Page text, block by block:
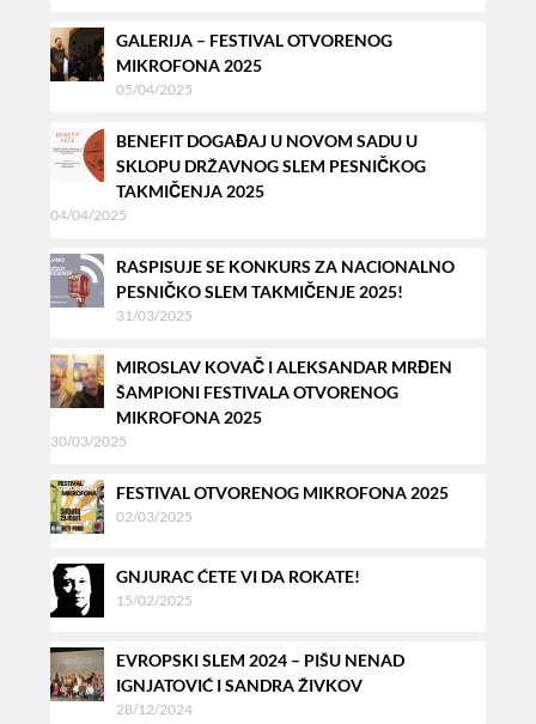
GALERIJA – FESTIVAL OTVORENOG
MIKROFONA 2025
05/04/2025
BENEFIT DOGAĐAJ U NOVOM SADU U
SKLOPU DRŽAVNOG SLEM PESNIČKOG
TAKMIČENJA 2025
04/04/2025
RASPISUJE SE KONKURS ZA NACIONALNO
PESNIČKO SLEM TAKMIČENJE 2025!
31/03/2025
MIROSLAV KOVAČ I ALEKSANDAR MRĐEN
ŠAMPIONI FESTIVALA OTVORENOG
MIKROFONA 2025
30/03/2025
FESTIVAL OTVORENOG MIKROFONA 2025
02/03/2025
GNJURAC ĆETE VI DA ROKATE!
15/02/2025
EVROPSKI SLEM 2024 – PIŠU NENAD
IGNJATOVIĆ I SANDRA ŽIVKOV
28/12/2024